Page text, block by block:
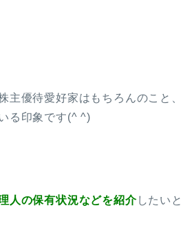
主優待愛好家はもちろんのこと、
る印象です(^ ^)
人の保有状況などを紹介したいと